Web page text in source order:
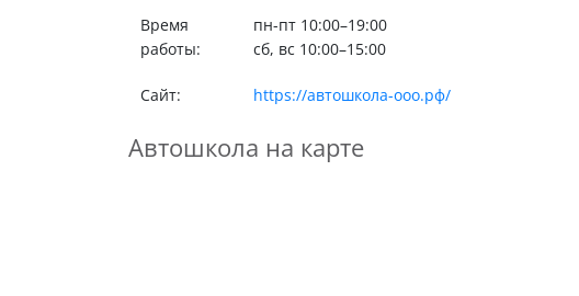
Время
работы:
пн-пт 10:00–19:00
сб, вс 10:00–15:00
Сайт: https://автошкола-ооо.рф/
Автошкола на карте